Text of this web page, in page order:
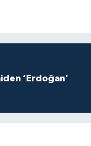
‘Erdoğan'